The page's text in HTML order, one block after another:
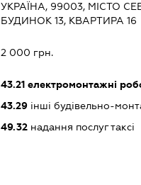
УКРАЇНА, 99003, МІСТО
БУДИНОК 13, КВАРТИРА 16
2 000 грн.
43.21 електромонтажні
43.29 інші будівельно-
49.32 надання послуг таксі